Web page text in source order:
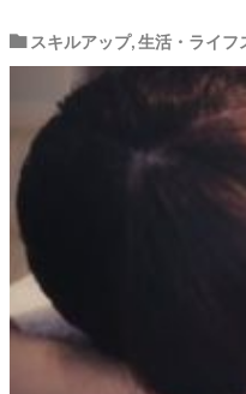
スキルアップ,生活・ライフ